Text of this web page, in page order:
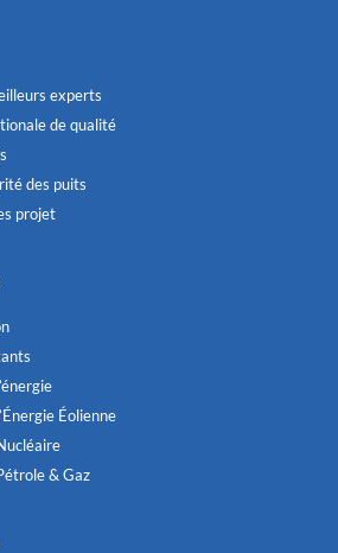
experts
de qualité
des puits
projet
Éolienne
& Gaz